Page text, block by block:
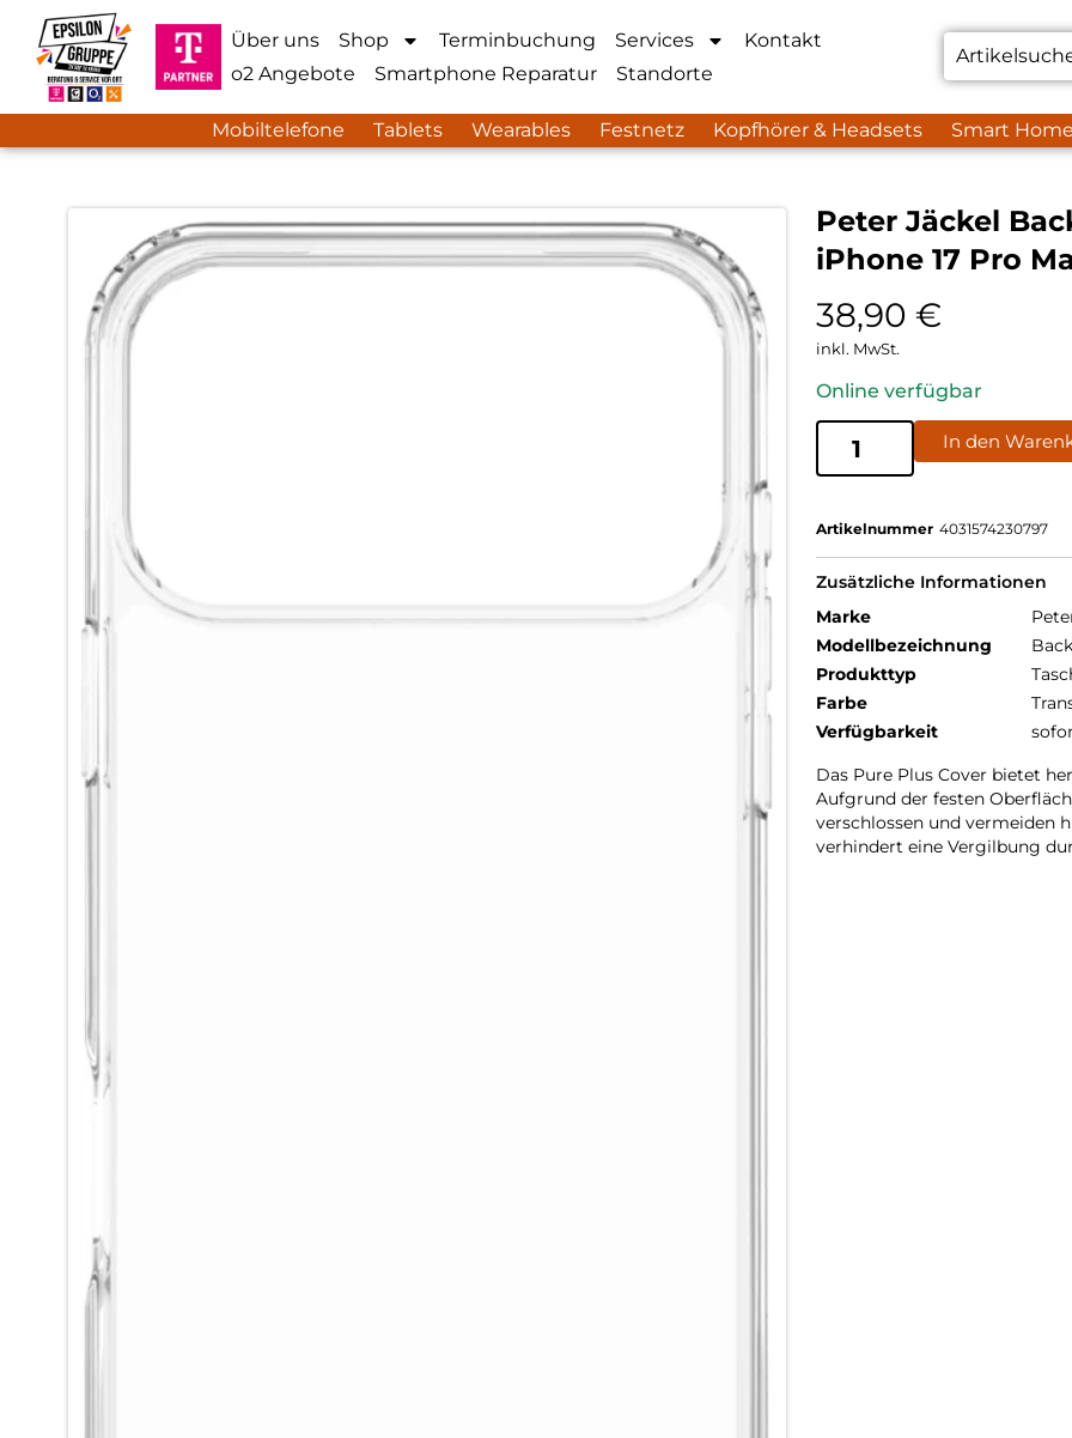
Über uns Shop Terminbuchung Services
Kontakt
o2 Angebote
Smartphone Reparatur Standorte
Mobiltelefone Tablets Wearables Festnetz Kopfhörer & Headsets Smart
Peter Jäckel
iPhone 17 Pro
38,90 €
inkl. MwSt.
Online verfügbar
In den
Artikelnummer 4031574230797
Zusätzliche Informationen
Marke
Modellbezeichnung
Produkttyp
Farbe
Verfügbarkeit
Das Pure Plus Cover bietet
Aufgrund der festen
verschlossen und vermeiden
verhindert eine Vergilbung